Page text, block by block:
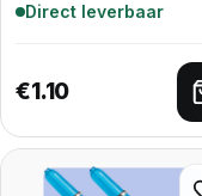
Direct leverbaar
€1.10